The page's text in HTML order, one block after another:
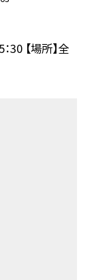
30 【場所】全